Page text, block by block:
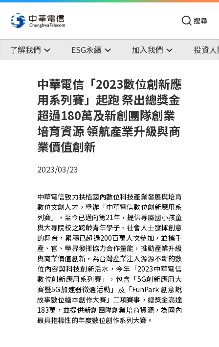
搜尋
了解我們 ESG永續 加入我們 投資
中華電信「2023數位創新應
用系列賽」起跑 祭出總獎金
超過180萬及新創團隊創業
培育資源 領航產業升級與商
業價值創新
2023/03/23
中華電信致力扶植國內數位科技產業發展與培育
數位文創人才，舉辦「中華電信數位創新應用系
列賽」，至今已邁向第21年， 提供專屬國小孩童
與大專院校之跨齡青年學子、社會人士發揮創意
的舞台， 累積已超過200百萬人次參加，並攜手
產、官、學界發揮協力合作量能 ，推動產業升級
與商業價值創新，為台灣產業注入源源不斷的數
位內容與科技創新活水，今年「2023中華電信
數位創新應用系列賽」，包含「5G創新應用大
賽暨5G加速器徵選活動」及「FunPark 創意說
故事數位繪本創作大賽」二項賽事，總獎金高達
183萬，並提供新創團隊創業培育資源，為國內
最具指標性的年度數位創作系列大賽。